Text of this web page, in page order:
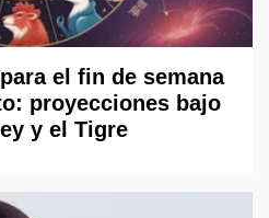
el fin de semana
proyecciones bajo
y el Tigre